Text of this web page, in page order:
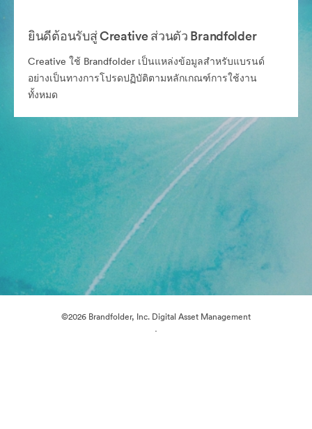
ยินดีต้อนรับสู่ Creative ส่วนตัว Brandfolder
Creative ใช้ Brandfolder เป็นแหล่งข้อมูลสำหรับแบรนด์
อย่างเป็นทางการโปรดปฏิบัติตามหลักเกณฑ์การใช้งาน
ทั้งหมด
©2026 Brandfolder, Inc. Digital Asset Management
·